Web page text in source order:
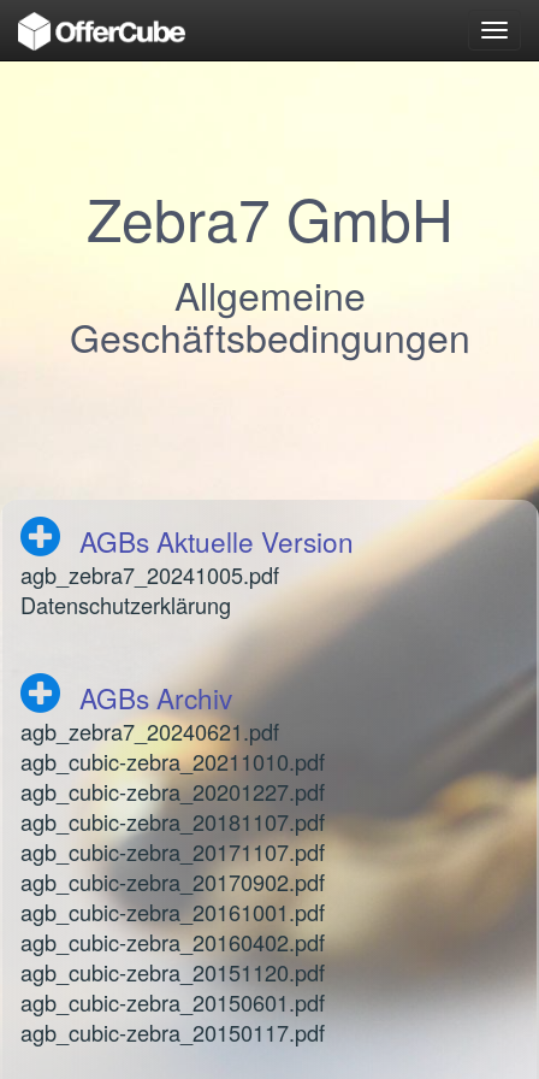
Zebra7 GmbH
Allgemeine
Geschäftsbedingungen
AGBs Aktuelle Version
agb_zebra7_20241005.pdf
Datenschutzerklärung
AGBs Archiv
agb_zebra7_20240621.pdf
agb_cubic-zebra_20211010.pdf
agb_cubic-zebra_20201227.pdf
agb_cubic-zebra_20181107.pdf
agb_cubic-zebra_20171107.pdf
agb_cubic-zebra_20170902.pdf
agb_cubic-zebra_20161001.pdf
agb_cubic-zebra_20160402.pdf
agb_cubic-zebra_20151120.pdf
agb_cubic-zebra_20150601.pdf
agb_cubic-zebra_20150117.pdf